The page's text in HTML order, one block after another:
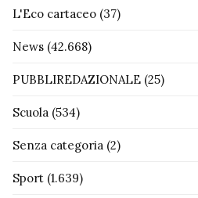
L'Eco cartaceo (37)
News (42.668)
PUBBLIREDAZIONALE (25)
Scuola (534)
Senza categoria (2)
Sport (1.639)